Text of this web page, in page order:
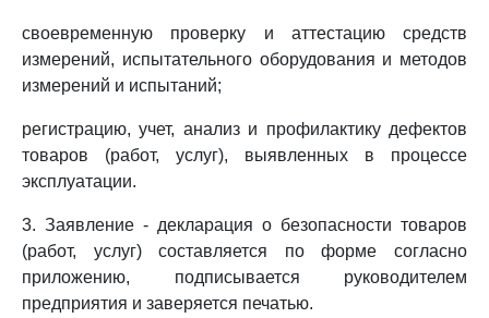
своевременную проверку и аттестацию средств
измерений, испытательного оборудования и методов
измерений и испытаний;
регистрацию, учет, анализ и профилактику дефектов
товаров (работ, услуг), выявленных в процессе
эксплуатации.
3. Заявление - декларация о безопасности товаров
(работ, услуг) составляется по форме согласно
приложению, подписывается руководителем
предприятия и заверяется печатью.